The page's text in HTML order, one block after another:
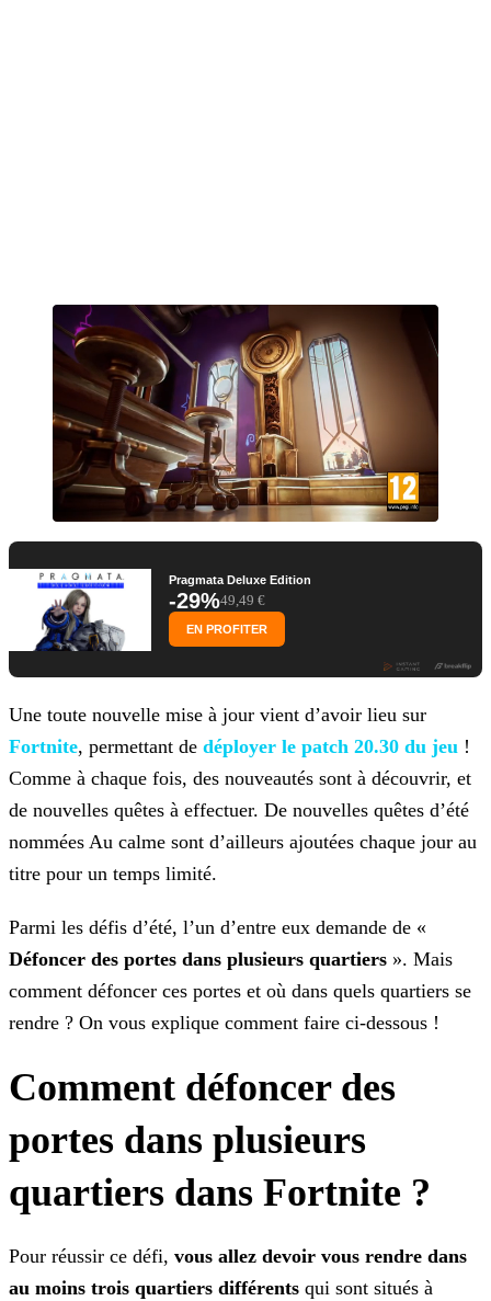
Pragmata Deluxe Edition
-29%49,49 €
EN PROFITER
Une toute nouvelle mise à jour vient d’avoir lieu sur
Fortnite, permettant de déployer le patch 20.30 du jeu !
Comme à chaque fois, des nouveautés sont à découvrir, et
de nouvelles quêtes à effectuer. De nouvelles quêtes d’été
nommées Au calme sont d’ailleurs ajoutées chaque jour au
titre pour un temps limité.
Parmi les défis d’été, l’un d’entre eux demande de «
Défoncer des portes dans plusieurs quartiers ». Mais
comment défoncer ces portes et où dans quels quartiers se
rendre ? On vous explique comment faire ci-dessous !
Comment défoncer des
portes dans plusieurs
quartiers dans Fortnite ?
Pour réussir ce défi, vous allez devoir vous rendre dans
au moins trois quartiers différents qui sont situés à